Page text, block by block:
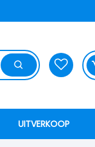
UITVERKOOP